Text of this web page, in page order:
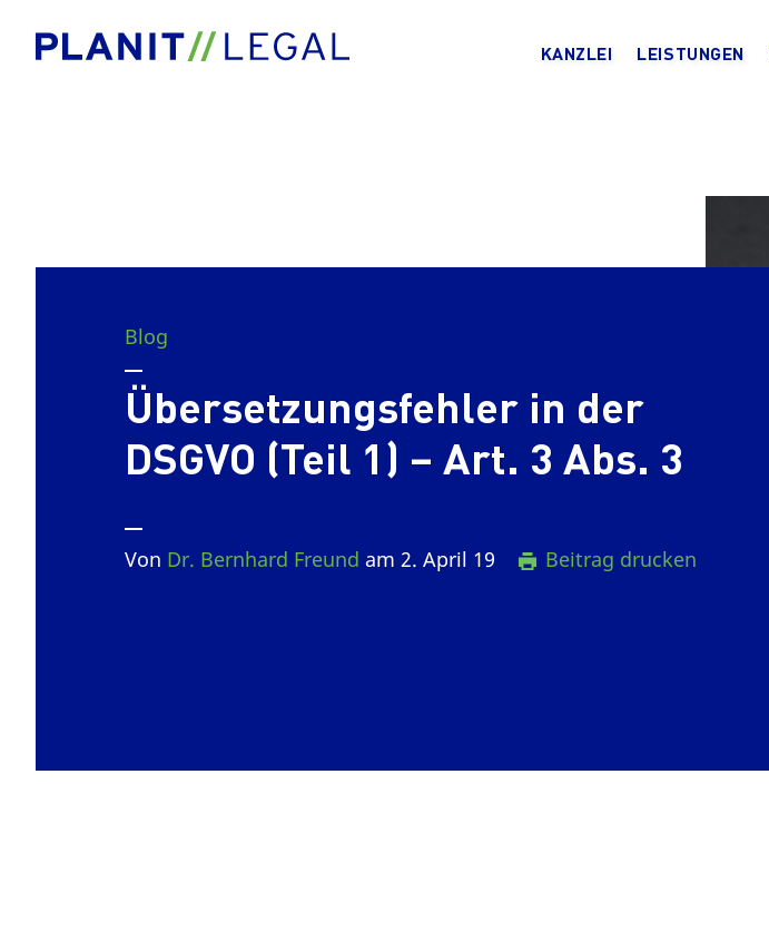
KANZLEI LEISTUNGEN
Blog
Übersetzungsfehler in der
DSGVO (Teil 1) – Art. 3 Abs. 3
Von Dr. Bernhard Freund am 2. April 19 Beitrag drucken